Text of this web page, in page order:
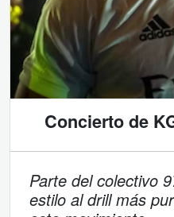
Concierto de
Parte del colectivo
estilo al drill más